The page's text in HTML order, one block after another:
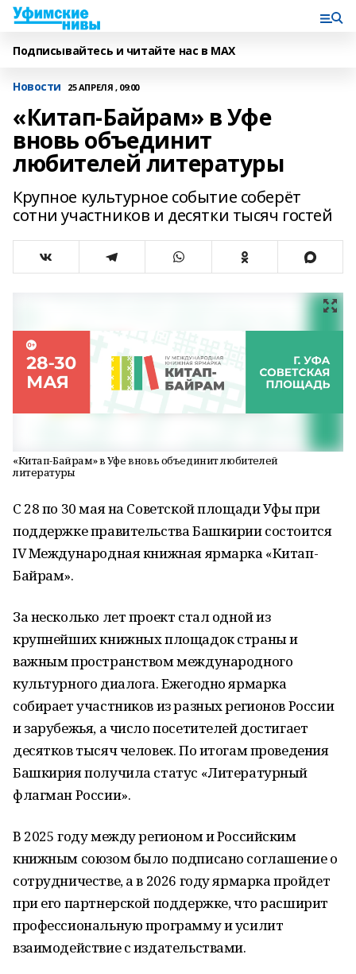
Подписывайтесь и читайте нас в MAX
Новости 25 АПРЕЛЯ , 09:00
«Китап-Байрам» в Уфе
вновь объединит
любителей литературы
Крупное культурное событие соберёт
сотни участников и десятки тысяч гостей
«Китап-Байрам» в Уфе вновь объединит любителей
литературы
С 28 по 30 мая на Советской площади Уфы при
поддержке правительства Башкирии состоится
IV Международная книжная ярмарка «Китап-
Байрам».
За несколько лет проект стал одной из
крупнейших книжных площадок страны и
важным пространством международного
культурного диалога. Ежегодно ярмарка
собирает участников из разных регионов России
и зарубежья, а число посетителей достигает
десятков тысяч человек. По итогам проведения
Башкирия получила статус «Литературный
флагман России».
В 2025 году между регионом и Российским
книжным союзом было подписано соглашение о
сотрудничестве, а в 2026 году ярмарка пройдет
при его партнерской поддержке, что расширит
профессиональную программу и усилит
взаимодействие с издательствами.